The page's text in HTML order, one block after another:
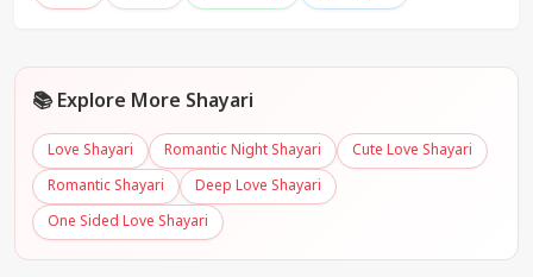
📚 Explore More Shayari
Love Shayari Romantic Night Shayari
Cute Love Shayari
Romantic Shayari
Deep Love Shayari
One Sided Love Shayari